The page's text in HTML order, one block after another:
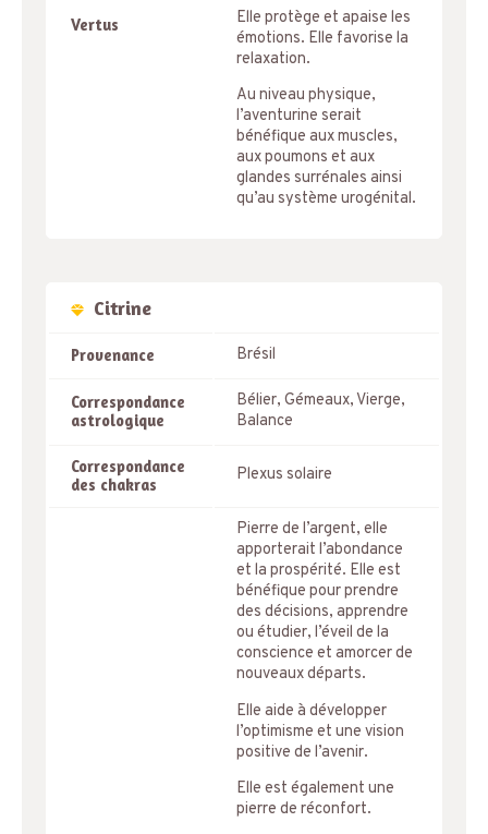
Vertus
Elle protège et apaise les
émotions. Elle favorise la
relaxation.
Au niveau physique,
l’aventurine serait
bénéfique aux muscles,
aux poumons et aux
glandes surrénales ainsi
qu’au système urogénital.
Citrine
Provenance Brésil
Correspondance
astrologique
Bélier, Gémeaux, Vierge,
Balance
Correspondance
des chakras
Plexus solaire
Pierre de l’argent, elle
apporterait l’abondance
et la prospérité. Elle est
bénéfique pour prendre
des décisions, apprendre
ou étudier, l’éveil de la
conscience et amorcer de
nouveaux départs.
Elle aide à développer
l’optimisme et une vision
positive de l’avenir.
Elle est également une
pierre de réconfort.